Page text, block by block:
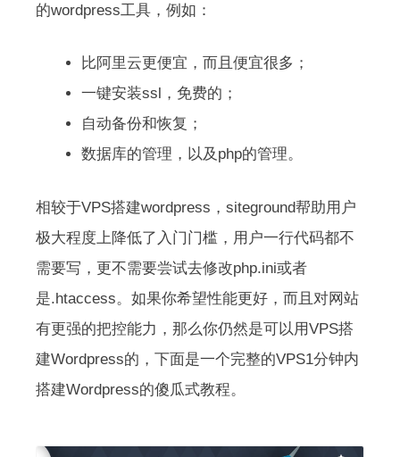
的wordpress工具，例如：
比阿里云更便宜，而且便宜很多；
一键安装ssl，免费的；
自动备份和恢复；
数据库的管理，以及php的管理。
相较于VPS搭建wordpress，siteground帮助用户
极大程度上降低了入门门槛，用户一行代码都不
需要写，更不需要尝试去修改php.ini或者
是.htaccess。 如果你希望性能更好，而且对网站
有更强的把控能力，那么你仍然是可以用VPS搭
建Wordpress的，下面是一个完整的VPS1分钟内
搭建Wordpress的傻瓜式教程。